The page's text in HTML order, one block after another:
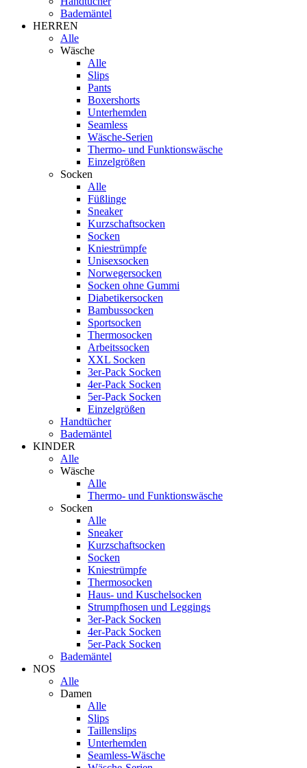
Bademäntel
HERREN
Alle
Wäsche
Alle
Slips
Pants
Boxershorts
Unterhemden
Seamless
Wäsche-Serien
Thermo- und Funktionswäsche
Einzelgrößen
Socken
Alle
Füßlinge
Sneaker
Kurzschaftsocken
Socken
Kniestrümpfe
Unisexsocken
Norwegersocken
Socken ohne Gummi
Diabetikersocken
Bambussocken
Sportsocken
Thermosocken
Arbeitssocken
XXL Socken
3er-Pack Socken
4er-Pack Socken
5er-Pack Socken
Einzelgrößen
Handtücher
Bademäntel
KINDER
Alle
Wäsche
Alle
Thermo- und Funktionswäsche
Socken
Alle
Sneaker
Kurzschaftsocken
Socken
Kniestrümpfe
Thermosocken
Haus- und Kuschelsocken
Strumpfhosen und Leggings
3er-Pack Socken
4er-Pack Socken
5er-Pack Socken
Bademäntel
NOS
Alle
Damen
Alle
Slips
Taillenslips
Unterhemden
Seamless-Wäsche